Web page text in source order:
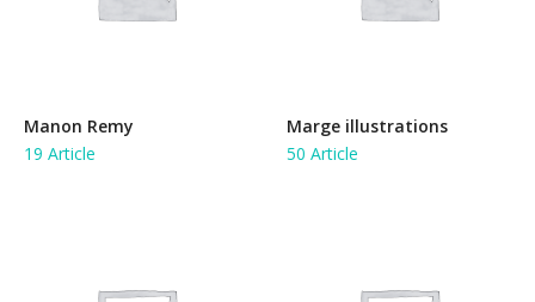
Manon Remy
19 Article
Marge illustrations
50 Article